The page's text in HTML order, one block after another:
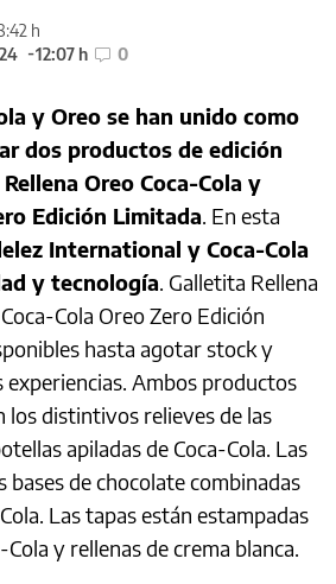
h
12:07 h 0
y Oreo se han unido como
dos productos de edición
Oreo Coca-Cola y
Edición Limitada. En esta
International y Coca-Cola
y tecnología. Galletita Rellena
Cola Oreo Zero Edición
hasta agotar stock y
Ambos productos
los distintivos relieves de las
apiladas de Coca-Cola. Las
bases de chocolate combinadas
Las tapas están estampadas
y rellenas de crema blanca.